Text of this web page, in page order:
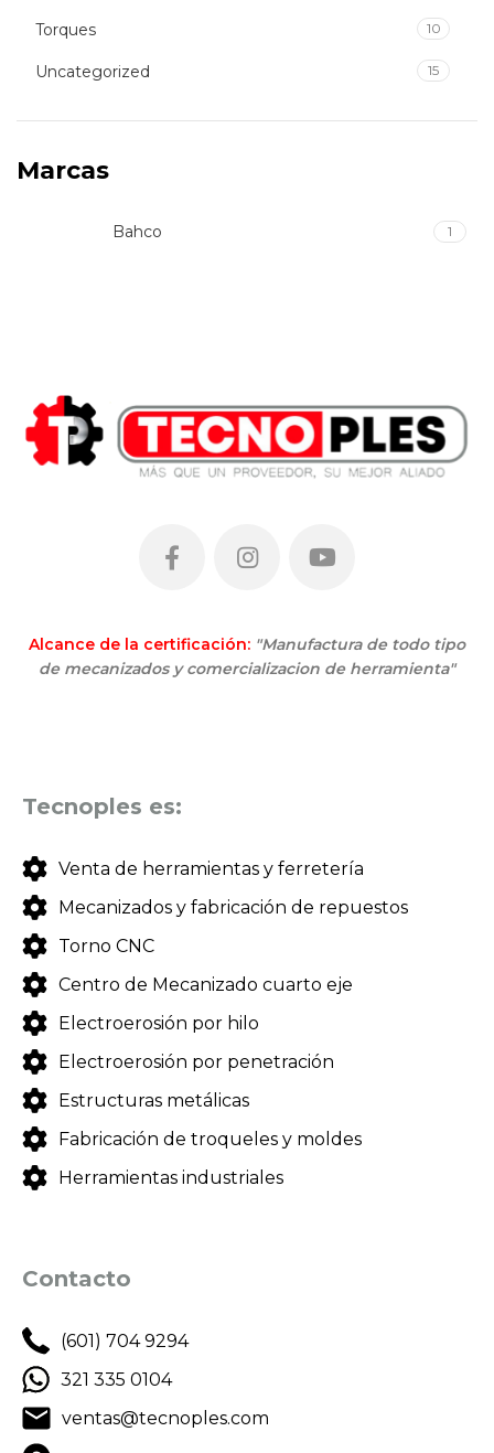
Torques 10
Uncategorized 15
Marcas
Bahco 1
Alcance de la certificación: "Manufactura de todo tipo
de mecanizados y comercializacion de herramienta"
Tecnoples es:
Venta de herramientas y ferretería
Mecanizados y fabricación de repuestos
Torno CNC
Centro de Mecanizado cuarto eje
Electroerosión por hilo
Electroerosión por penetración
Estructuras metálicas
Fabricación de troqueles y moldes
Herramientas industriales
Contacto
(601) 704 9294
321 335 0104
ventas@tecnoples.com